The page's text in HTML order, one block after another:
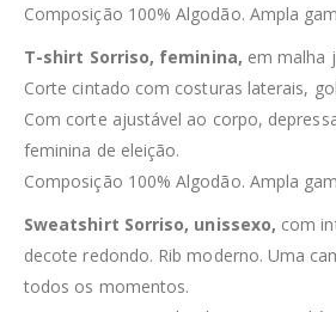
Composição 100% Algodão. Ampla
T-shirt Sorriso, feminina, em malha
Corte cintado com costuras laterais,
Com corte ajustável ao corpo,
feminina de eleição.
Composição 100% Algodão. Ampla
Sweatshirt Sorriso, unissexo, com
decote redondo. Rib moderno. Uma
todos os momentos.